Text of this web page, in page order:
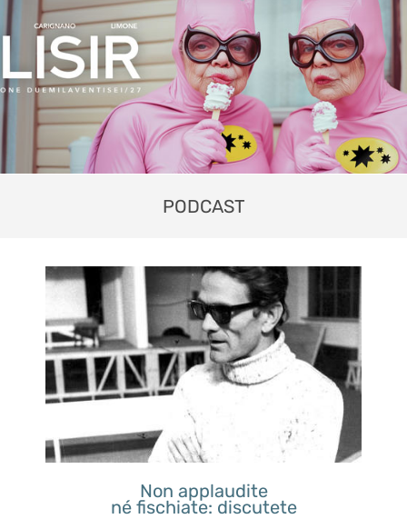
PODCAST
Non applaudite
né fischiate: discutete